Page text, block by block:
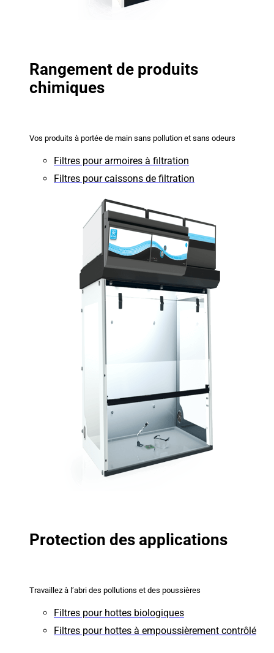
Rangement de produits
chimiques
Vos produits à portée de main sans pollution et sans odeurs
Filtres pour armoires à filtration
Filtres pour caissons de filtration
Protection des applications
Travaillez à l’abri des pollutions et des poussières
Filtres pour hottes biologiques
Filtres pour hottes à empoussièrement contrôlé